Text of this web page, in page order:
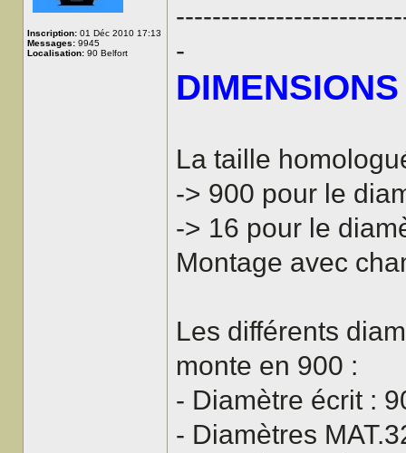
Inscription: 01 Déc 2010 17:13
Messages: 9945
Localisation: 90 Belfort
-
DIMENSIONS
La taille
-> 900 pour le
-> 16 pour le
Montage avec
Les différents
monte en 900 :
- Diamètre écrit :
- Diamètres